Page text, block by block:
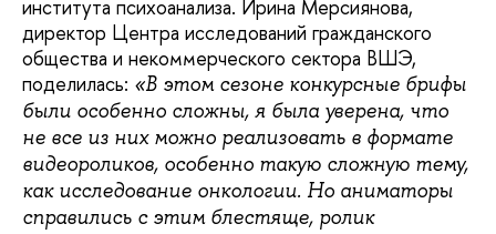
института психоанализа. Ирина Мерсиянова,
директор Центра исследований гражданского
общества и некоммерческого сектора ВШЭ,
поделилась: «В этом сезоне конкурсные брифы
были особенно сложны, я была уверена, что
не все из них можно реализовать в формате
видеороликов, особенно такую сложную тему,
как исследование онкологии. Но аниматоры
справились с этим блестяще, ролик